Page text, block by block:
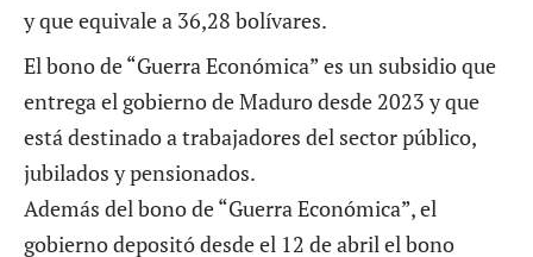
y que equivale a 36,28 bolívares.
El bono de “Guerra Económica” es un subsidio que
entrega el gobierno de Maduro desde 2023 y que
está destinado a trabajadores del sector público,
jubilados y pensionados.
Además del bono de “Guerra Económica”, el
gobierno depositó desde el 12 de abril elbono